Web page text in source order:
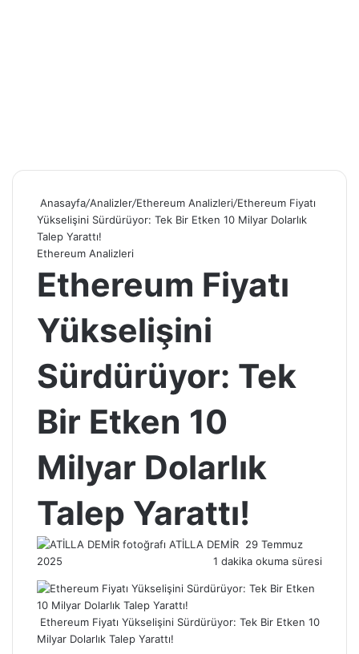
Anasayfa/Analizler/Ethereum Analizleri/Ethereum Fiyatı
Yükselişini Sürdürüyor: Tek Bir Etken 10 Milyar Dolarlık
Talep Yarattı!
Ethereum Analizleri
Ethereum Fiyatı
Yükselişini
Sürdürüyor: Tek
Bir Etken 10
Milyar Dolarlık
Talep Yarattı!
ATİLLA DEMİR Bir
e-
göndermek
29 Temmuz
2025
1 dakika okuma süresi
Ethereum Fiyatı Yükselişini Sürdürüyor: Tek Bir Etken 10
Milyar Dolarlık Talep Yarattı!